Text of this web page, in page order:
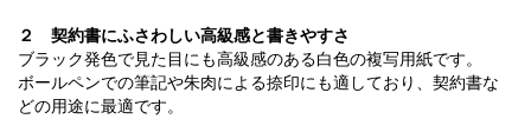
２ 契約書にふさわしい高級感と書きやすさ
ブラック発色で見た目にも高級感のある白色の複写用紙です。
ボールペンでの筆記や朱肉による捺印にも適しており、契約書な
どの用途に最適です。